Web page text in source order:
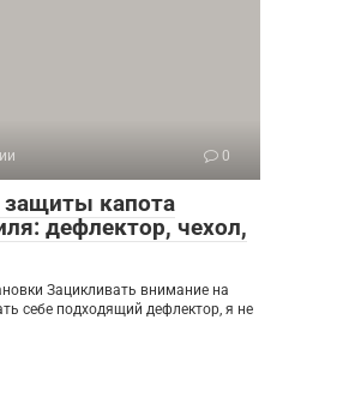
0
капота
дефлектор, чехол,
Зацикливать внимание на
себе подходящий дефлектор, я не